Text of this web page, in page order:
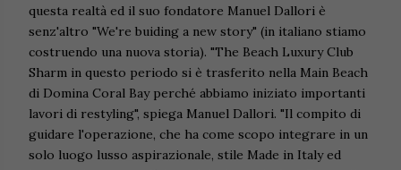
questa realtà ed il suo fondatore Manuel Dallori è
senz'altro "We're buiding a new story" (in italiano stiamo
costruendo una nuova storia). "The Beach Luxury Club
Sharm in questo periodo si è trasferito nella Main Beach
di Domina Coral Bay perché abbiamo iniziato importanti
lavori di restyling", spiega Manuel Dallori. "Il compito di
guidare l'operazione, che ha come scopo integrare in un
solo luogo lusso aspirazionale, stile Made in Italy ed